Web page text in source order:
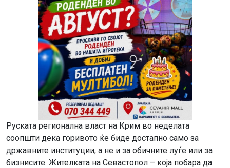
Руската регионална власт на Крим во неделата
соопшти дека горивото ќе биде достапно само за
државните институции, а не и за обичните луѓе или за
бизнисите. Жителката на Севастопол – која побара да